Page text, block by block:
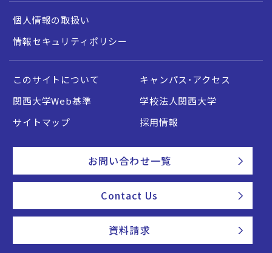
個人情報の取扱い
情報セキュリティポリシー
このサイトについて
キャンパス・アクセス
関西大学Web基準
学校法人関西大学
サイトマップ
採用情報
お問い合わせ一覧
Contact Us
資料請求